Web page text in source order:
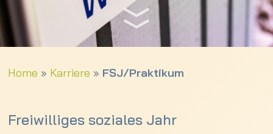
Home » Karriere » FSJ/Praktikum
Freiwilliges soziales Jahr